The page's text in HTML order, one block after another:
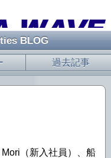
BLOG
過去記事
（新入社員）、船